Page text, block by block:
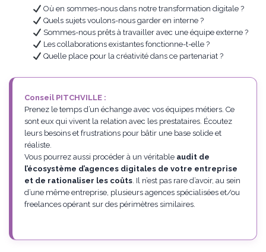
Où en sommes-nous dans notre transformation digitale ?
Quels sujets voulons-nous garder en interne ?
Sommes-nous prêts à travailler avec une équipe externe ?
Les collaborations existantes fonctionne-t-elle ?
Quelle place pour la créativité dans ce partenariat ?
Conseil PITCHVILLE :
Prenez le temps d’un échange avec vos équipes métiers. Ce
sont eux qui vivent la relation avec les prestataires. Écoutez
leurs besoins et frustrations pour bâtir une base solide et
réaliste.
Vous pourrez aussi procéder à un véritable audit de
l’écosystème d’agences digitales de votre entreprise
et de rationaliser les coûts. Il n’est pas rare d’avoir, au sein
d’une même entreprise, plusieurs agences spécialisées et/ou
freelances opérant sur des périmètres similaires.